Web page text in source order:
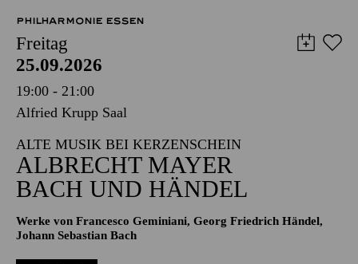
PHILHARMONIE ESSEN
Freitag
25.09.2026
19:00 - 21:00
Alfried Krupp Saal
ALTE MUSIK BEI KERZENSCHEIN
ALBRECHT MAYER
BACH UND HÄNDEL
Werke von Francesco Geminiani, Georg Friedrich Händel,
Johann Sebastian Bach